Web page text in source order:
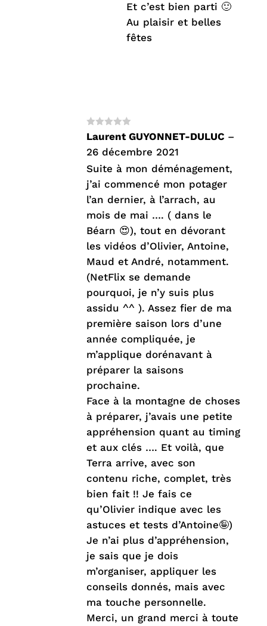
Et c’est bien parti 🙂
Au plaisir et belles
fêtes
Note5sur
5
Laurent GUYONNET-DULUC –
26 décembre 2021
Suite à mon déménagement,
j’ai commencé mon potager
l’an dernier, à l’arrach, au
mois de mai …. ( dans le
Béarn 😍), tout en dévorant
les vidéos d’Olivier, Antoine,
Maud et André, notamment.
(NetFlix se demande
pourquoi, je n’y suis plus
assidu ^^ ). Assez fier de ma
première saison lors d’une
année compliquée, je
m’applique dorénavant à
préparer la saisons
prochaine.
Face à la montagne de choses
à préparer, j’avais une petite
appréhension quant au timing
et aux clés …. Et voilà, que
Terra arrive, avec son
contenu riche, complet, très
bien fait !! Je fais ce
qu’Olivier indique avec les
astuces et tests d’Antoine🤪)
Je n’ai plus d’appréhension,
je sais que je dois
m’organiser, appliquer les
conseils donnés, mais avec
ma touche personnelle.
Merci, un grand merci à toute